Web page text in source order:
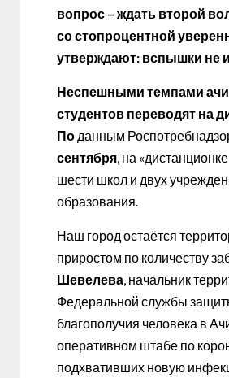
вопрос – ждать второй
со стопроцентной
утверждают: вспышки не
Неспешными темпами
студентов переводят на
По данным
сентября, на
шести школ и двух
образования.
Наш город остаётся
приростом по количеству
Шевелева, начальник
Федеральной службы
благополучия человека в
оперативном штабе по
подхвативших новую